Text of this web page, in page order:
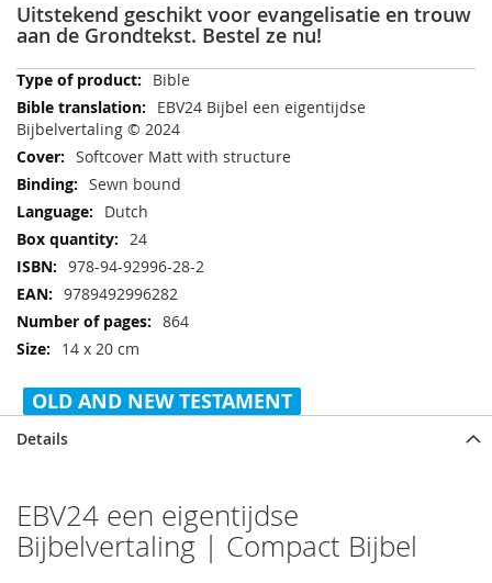
Uitstekend geschikt voor evangelisatie en trouw
aan de Grondtekst. Bestel ze nu!
More
Information
Bible
EBV24 Bijbel een eigentijdse
Bijbelvertaling © 2024
Softcover Matt with structure
Sewn bound
Dutch
24
978-94-92996-28-2
9789492996282
864
14 x 20 cm
OLD AND NEW TESTAMENT
Details
EBV24 een eigentijdse
Bijbelvertaling | Compact Bijbel